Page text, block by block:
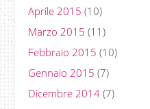
Aprile 2015 (10)
Marzo 2015 (11)
Febbraio 2015 (10)
Gennaio 2015 (7)
Dicembre 2014 (7)